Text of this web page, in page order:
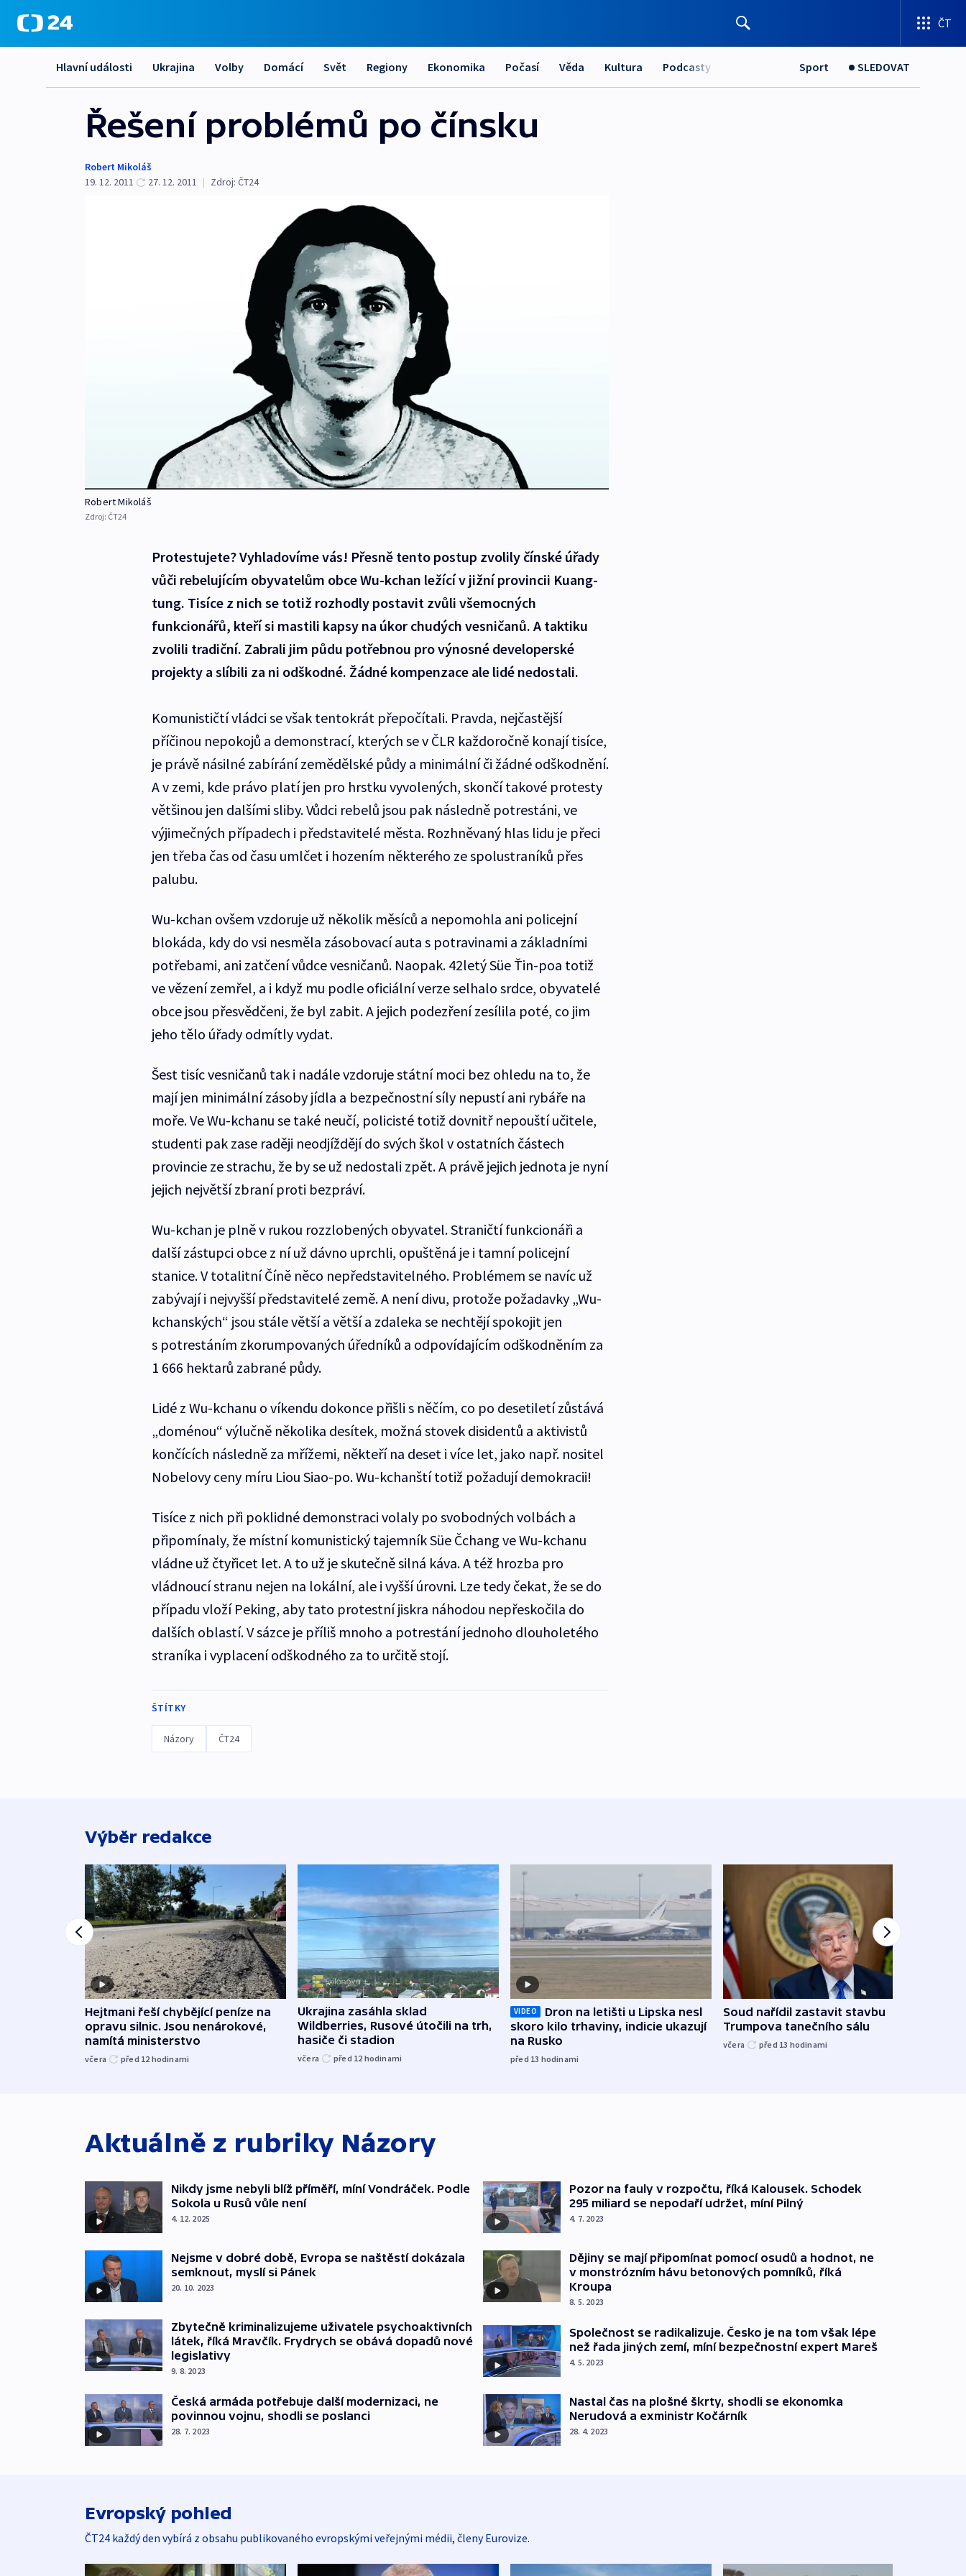
ČT
Hlavní události Ukrajina Volby Domácí Svět Regiony Ekonomika Počasí Věda Kultura Podcasty Sport SLEDOVAT
Řešení problémů po čínsku
Robert Mikoláš
19. 12. 2011
27. 12. 2011 | Zdroj: ČT24
Robert Mikoláš
Zdroj: ČT24
Protestujete? Vyhladovíme vás! Přesně tento postup zvolily čínské úřady
vůči rebelujícím obyvatelům obce Wu-kchan ležící v jižní provincii Kuang-
tung. Tisíce z nich se totiž rozhodly postavit zvůli všemocných
funkcionářů, kteří si mastili kapsy na úkor chudých vesničanů. A taktiku
zvolili tradiční. Zabrali jim půdu potřebnou pro výnosné developerské
projekty a slíbili za ni odškodné. Žádné kompenzace ale lidé nedostali.
Komunističtí vládci se však tentokrát přepočítali. Pravda, nejčastější
příčinou nepokojů a demonstrací, kterých se v ČLR každoročně konají tisíce,
je právě násilné zabírání zemědělské půdy a minimální či žádné odškodnění.
A v zemi, kde právo platí jen pro hrstku vyvolených, skončí takové protesty
většinou jen dalšími sliby. Vůdci rebelů jsou pak následně potrestáni, ve
výjimečných případech i představitelé města. Rozhněvaný hlas lidu je přeci
jen třeba čas od času umlčet i hozením některého ze spolustraníků přes
palubu.
Wu-kchan ovšem vzdoruje už několik měsíců a nepomohla ani policejní
blokáda, kdy do vsi nesměla zásobovací auta s potravinami a základními
potřebami, ani zatčení vůdce vesničanů. Naopak. 42letý Süe Ťin-poa totiž
ve vězení zemřel, a i když mu podle oficiální verze selhalo srdce, obyvatelé
obce jsou přesvědčeni, že byl zabit. A jejich podezření zesílila poté, co jim
jeho tělo úřady odmítly vydat.
Šest tisíc vesničanů tak i nadále vzdoruje státní moci bez ohledu na to, že
mají jen minimální zásoby jídla a bezpečnostní síly nepustí ani rybáře na
moře. Ve Wu-kchanu se také neučí, policisté totiž dovnitř nepouští učitele,
studenti pak zase raději neodjíždějí do svých škol v ostatních částech
provincie ze strachu, že by se už nedostali zpět. A právě jejich jednota je nyní
jejich největší zbraní proti bezpráví.
Wu-kchan je plně v rukou rozzlobených obyvatel. Straničtí funkcionáři a
další zástupci obce z ní už dávno uprchli, opuštěná je i tamní policejní
stanice. V totalitní Číně něco nepředstavitelného. Problémem se navíc už
zabývají i nejvyšší představitelé země. A není divu, protože požadavky „Wu-
kchanských“ jsou stále větší a větší a zdaleka se nechtějí spokojit jen
s potrestáním zkorumpovaných úředníků a odpovídajícím odškodněním za
1 666 hektarů zabrané půdy.
Lidé z Wu-kchanu o víkendu dokonce přišli s něčím, co po desetiletí zůstává
„doménou“ výlučně několika desítek, možná stovek disidentů a aktivistů
končících následně za mřížemi, někteří na deset i více let, jako např. nositel
Nobelovy ceny míru Liou Siao-po. Wu-kchanští totiž požadují demokracii!
Tisíce z nich při poklidné demonstraci volaly po svobodných volbách a
připomínaly, že místní komunistický tajemník Süe Čchang ve Wu-kchanu
vládne už čtyřicet let. A to už je skutečně silná káva. A též hrozba pro
vládnoucí stranu nejen na lokální, ale i vyšší úrovni. Lze tedy čekat, že se do
případu vloží Peking, aby tato protestní jiskra náhodou nepřeskočila do
dalších oblastí. V sázce je příliš mnoho a potrestání jednoho dlouholetého
straníka i vyplacení odškodného za to určitě stojí.
ŠTÍTKY
Názory ČT24
Výběr redakce
Hejtmani řeší chybějící peníze na
opravu silnic. Jsou nenárokové,
namítá ministerstvo
včera před 12 hodinami
Ukrajina zasáhla sklad
Wildberries, Rusové útočili na trh,
hasiče či stadion
včera před 12 hodinami
VIDEO
Dron na letišti u Lipska nesl
skoro kilo trhaviny, indicie ukazují
na Rusko
před 13 hodinami
Soud nařídil zastavit stavbu
Trumpova tanečního sálu
včera před 13 hodinami
Aktuálně z rubriky Názory
Nikdy jsme nebyli blíž příměří, míní Vondráček. Podle
Sokola u Rusů vůle není
4. 12. 2025
Nejsme v dobré době, Evropa se naštěstí dokázala
semknout, myslí si Pánek
20. 10. 2023
Zbytečně kriminalizujeme uživatele psychoaktivních
látek, říká Mravčík. Frydrych se obává dopadů nové
legislativy
9. 8. 2023
Česká armáda potřebuje další modernizaci, ne
povinnou vojnu, shodli se poslanci
28. 7. 2023
Pozor na fauly v rozpočtu, říká Kalousek. Schodek
295 miliard se nepodaří udržet, míní Pilný
4. 7. 2023
Dějiny se mají připomínat pomocí osudů a hodnot, ne
v monstrózním hávu betonových pomníků, říká
Kroupa
8. 5. 2023
Společnost se radikalizuje. Česko je na tom však lépe
než řada jiných zemí, míní bezpečnostní expert Mareš
4. 5. 2023
Nastal čas na plošné škrty, shodli se ekonomka
Nerudová a exministr Kočárník
28. 4. 2023
Evropský pohled
ČT24 každý den vybírá z obsahu publikovaného evropskými veřejnými médii, členy Eurovize.